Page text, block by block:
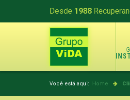
Desde 1988
Você está aqui: Home